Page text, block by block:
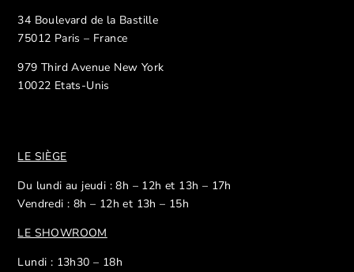
34 Boulevard de la Bastille
75012 Paris – France
979 Third Avenue New York
10022 Etats-Unis
LE SIÈGE
Du lundi au jeudi : 8h – 12h et 13h – 17h
Vendredi : 8h – 12h et 13h – 15h
LE SHOWROOM
Lundi : 13h30 – 18h